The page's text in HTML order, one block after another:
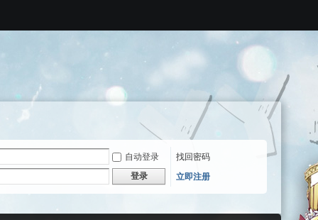
自动登录
找回密码
登录
立即注册